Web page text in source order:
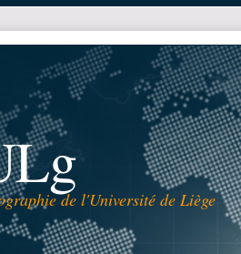
de l'Université de Liège